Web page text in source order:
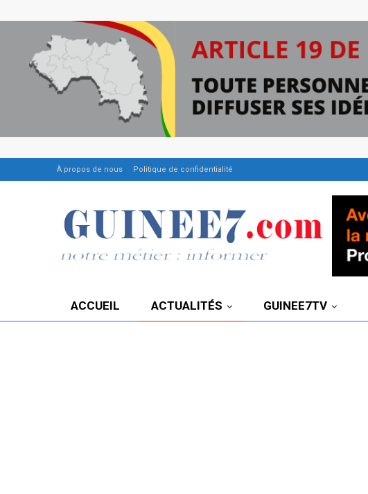
À propos de nous Politique de confidentialité
ACCUEIL ACTUALITÉS GUINEE7TV